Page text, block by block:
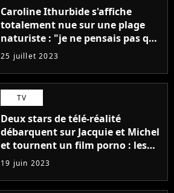
Caroline Ithurbide s'affiche
totalement nue sur une plage
naturiste : "je ne pensais pas que
j'arriverais à le faire..."
25 juillet 2023
TV
Deux stars de télé-réalité
débarquent sur Jacquie et Michel
et tournent un film porno : les
premières images du tournage
(exclu)
19 juin 2023